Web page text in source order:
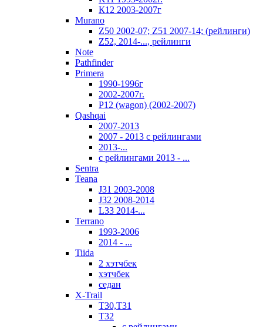
К12 2003-2007г
Murano
Z50 2002-07; Z51 2007-14; (рейлинги)
Z52, 2014-..., рейлинги
Note
Pathfinder
Primera
1990-1996г
2002-2007г.
P12 (wagon) (2002-2007)
Qashqai
2007-2013
2007 - 2013 с рейлингами
2013-...
с рейлингами 2013 - ...
Sentra
Teana
J31 2003-2008
J32 2008-2014
L33 2014-...
Terrano
1993-2006
2014 - ...
Tiida
2 хэтчбек
хэтчбек
седан
X-Trail
T30,T31
T32